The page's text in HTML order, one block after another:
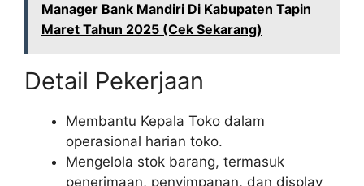
Manager Bank Mandiri Di Kabupaten Tapin
Maret Tahun 2025 (Cek Sekarang)
Detail Pekerjaan
Membantu Kepala Toko dalam
operasional harian toko.
Mengelola stok barang, termasuk
penerimaan, penyimpanan, dan display